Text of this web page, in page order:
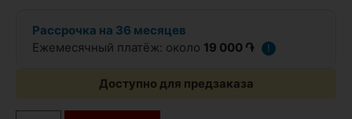
Рассрочка на 36 месяцев
Ежемесячный платёж: около 19 000 ֏ !
Доступно для предзаказа